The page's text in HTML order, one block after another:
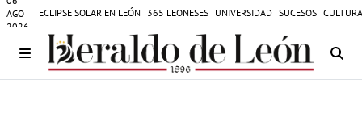
AGO
2026
ECLIPSE SOLAR EN LEÓN 365 LEONESES UNIVERSIDAD SUCESOS